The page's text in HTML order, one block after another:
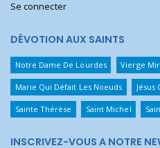
Se connecter
DÉVOTION AUX SAINTS
Notre Dame De Lourdes Vierge
Marie Qui Défait Les Noeuds Jésus
Sainte Thérèse Saint Michel
INSCRIVEZ-VOUS A NOTRE